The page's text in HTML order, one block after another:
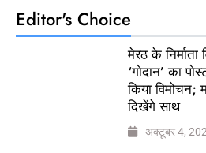
Editor's Choice
मेरठ के निर्माता
‘गोदान’ का
किया विमोचन;
दिखेंगे साथ
अक्टूबर 4,